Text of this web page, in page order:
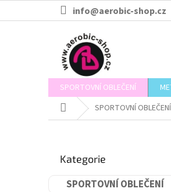
info@aerobic-shop.cz
SPORTOVNÍ OBLEČENÍ
Domů SPORTOVNÍ OBLEČENÍ
kategorie
Kategorie
SPORTOVNÍ OBLEČENÍ